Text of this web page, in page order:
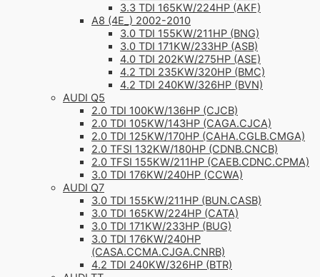
3.3 TDI 165KW/224HP (AKF)
A8 (4E_) 2002-2010
3.0 TDI 155KW/211HP (BNG)
3.0 TDI 171KW/233HP (ASB)
4.0 TDI 202KW/275HP (ASE)
4.2 TDI 235KW/320HP (BMC)
4.2 TDI 240KW/326HP (BVN)
AUDI Q5
2.0 TDI 100KW/136HP (CJCB)
2.0 TDI 105KW/143HP (CAGA.CJCA)
2.0 TDI 125KW/170HP (CAHA.CGLB.CMGA)
2.0 TFSI 132KW/180HP (CDNB.CNCB)
2.0 TFSI 155KW/211HP (CAEB.CDNC.CPMA)
3.0 TDI 176KW/240HP (CCWA)
AUDI Q7
3.0 TDI 155KW/211HP (BUN.CASB)
3.0 TDI 165KW/224HP (CATA)
3.0 TDI 171KW/233HP (BUG)
3.0 TDI 176KW/240HP
(CASA.CCMA.CJGA.CNRB)
4.2 TDI 240KW/326HP (BTR)